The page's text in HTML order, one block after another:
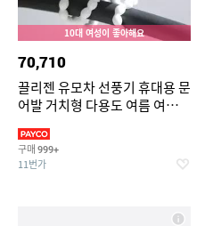
10대 여성이 좋아해요
70,710
끌리젠 유모차 선풍기 휴대용 문
어발 거치형 다용도 여름 여행용
구매 999+
11번가